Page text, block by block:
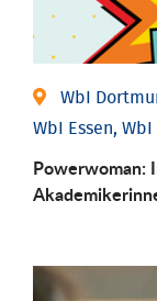
WbI
WbI Essen,
Powerwoman: